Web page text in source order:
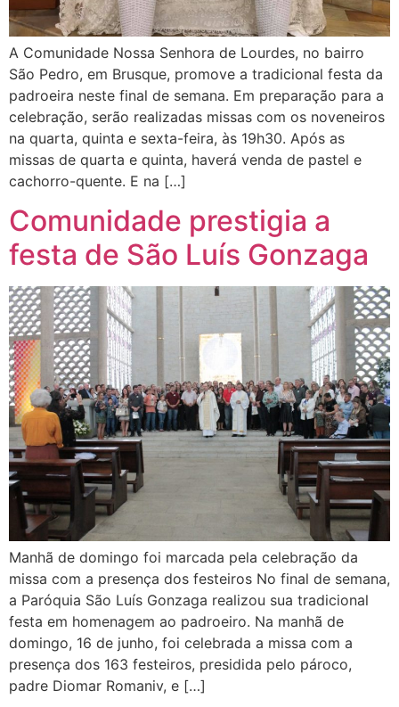
A Comunidade Nossa Senhora de Lourdes, no bairro
São Pedro, em Brusque, promove a tradicional festa da
padroeira neste final de semana. Em preparação para a
celebração, serão realizadas missas com os noveneiros
na quarta, quinta e sexta-feira, às 19h30. Após as
missas de quarta e quinta, haverá venda de pastel e
cachorro-quente. E na […]
Comunidade prestigia a
festa de São Luís Gonzaga
Manhã de domingo foi marcada pela celebração da
missa com a presença dos festeiros No final de semana,
a Paróquia São Luís Gonzaga realizou sua tradicional
festa em homenagem ao padroeiro. Na manhã de
domingo, 16 de junho, foi celebrada a missa com a
presença dos 163 festeiros, presidida pelo pároco,
padre Diomar Romaniv, e […]